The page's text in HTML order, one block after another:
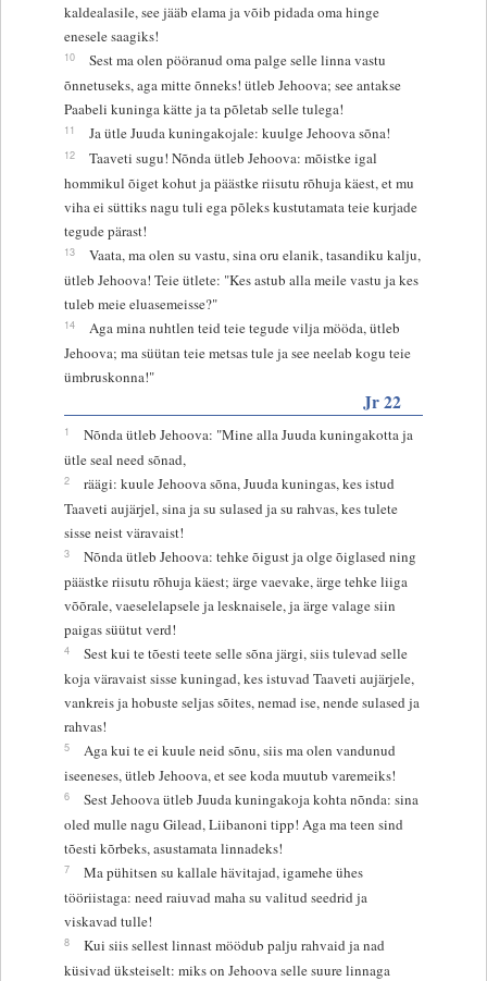
kaldealasile, see jääb elama ja võib pidada oma hinge
enesele saagiks!
10
Sest ma olen pööranud oma palge selle linna vastu
õnnetuseks, aga mitte õnneks! ütleb Jehoova; see antakse
Paabeli kuninga kätte ja ta põletab selle tulega!
11 Ja ütle Juuda kuningakojale: kuulge Jehoova sõna!
12
Taaveti sugu! Nõnda ütleb Jehoova: mõistke igal
hommikul õiget kohut ja päästke riisutu rõhuja käest, et mu
viha ei süttiks nagu tuli ega põleks kustutamata teie kurjade
tegude pärast!
13
Vaata, ma olen su vastu, sina oru elanik, tasandiku kalju,
ütleb Jehoova! Teie ütlete: "Kes astub alla meile vastu ja kes
tuleb meie eluasemeisse?"
14
Aga mina nuhtlen teid teie tegude vilja mööda, ütleb
Jehoova; ma süütan teie metsas tule ja see neelab kogu teie
ümbruskonna!"
Jr 22
1
Nõnda ütleb Jehoova: "Mine alla Juuda kuningakotta ja
ütle seal need sõnad,
2
räägi: kuule Jehoova sõna, Juuda kuningas, kes istud
Taaveti aujärjel, sina ja su sulased ja su rahvas, kes tulete
sisse neist väravaist!
3
Nõnda ütleb Jehoova: tehke õigust ja olge õiglased ning
päästke riisutu rõhuja käest; ärge vaevake, ärge tehke liiga
võõrale, vaeselelapsele ja lesknaisele, ja ärge valage siin
paigas süütut verd!
4
Sest kui te tõesti teete selle sõna järgi, siis tulevad selle
koja väravaist sisse kuningad, kes istuvad Taaveti aujärjele,
vankreis ja hobuste seljas sõites, nemad ise, nende sulased ja
rahvas!
5
Aga kui te ei kuule neid sõnu, siis ma olen vandunud
iseeneses, ütleb Jehoova, et see koda muutub varemeiks!
6
Sest Jehoova ütleb Juuda kuningakoja kohta nõnda: sina
oled mulle nagu Gilead, Liibanoni tipp! Aga ma teen sind
tõesti kõrbeks, asustamata linnadeks!
7
Ma pühitsen su kallale hävitajad, igamehe ühes
tööriistaga: need raiuvad maha su valitud seedrid ja
viskavad tulle!
8
Kui siis sellest linnast möödub palju rahvaid ja nad
küsivad üksteiselt: miks on Jehoova selle suure linnaga